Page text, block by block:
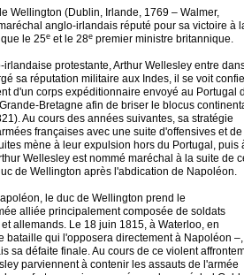
Wellington (Dublin, Irlande, 1769 – Walmer,
anglo-irlandais réputé pour sa victoire à
le 25e et le 28e premier ministre britannique.
irlandaise protestante, Arthur Wellesley entre
sa réputation militaire aux Indes, il se voit
d'un corps expéditionnaire envoyé au Portugal
Bretagne afin de briser le blocus
Au cours des années suivantes, sa stratégie
françaises avec une suite d'offensives et de
mène à leur expulsion hors du Portugal, puis
Wellesley est nommé maréchal à la suite de
de Wellington après l'abdication de Napoléon.
le duc de Wellington prend le
alliée principalement composée de soldats
allemands. Le 18 juin 1815, à Waterloo, en
bataille qui l'opposera directement à Napoléon
sa défaite finale. Au cours de ce violent
parviennent à contenir les assauts de l'armée